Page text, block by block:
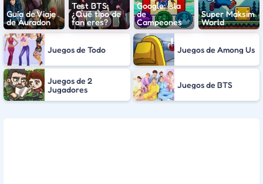
Guía de Viaje
de Áuradon
Test BTS:
¿Qué tipo de
fan eres?
Google: Isla
de
Campeones
Super Maksim
World
Juegos de Todo Juegos de Among Us
Juegos de 2
Jugadores
Juegos de BTS